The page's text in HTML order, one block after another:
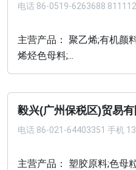
电话 86-0519-6263688
主营产品： 聚乙烯;有机颜
烯烃色母料;...
毅兴(广州保税区)贸易有
电话 86-021-64403351 手机
主营产品： 塑胶原料;色母